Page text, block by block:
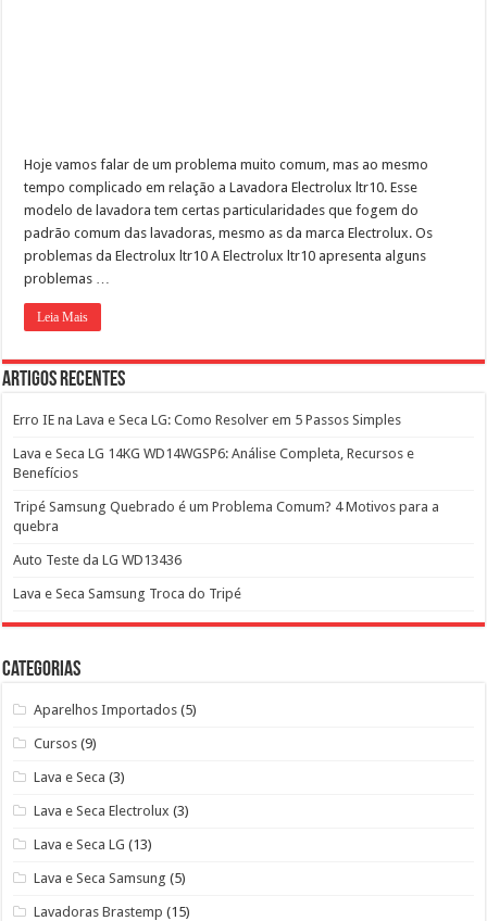
Hoje vamos falar de um problema muito comum, mas ao mesmo
tempo complicado em relação a Lavadora Electrolux ltr10. Esse
modelo de lavadora tem certas particularidades que fogem do
padrão comum das lavadoras, mesmo as da marca Electrolux. Os
problemas da Electrolux ltr10 A Electrolux ltr10 apresenta alguns
problemas …
Leia Mais
Artigos Recentes
Erro IE na Lava e Seca LG: Como Resolver em 5 Passos Simples
Lava e Seca LG 14KG WD14WGSP6: Análise Completa, Recursos e
Benefícios
Tripé Samsung Quebrado é um Problema Comum? 4 Motivos para a
quebra
Auto Teste da LG WD13436
Lava e Seca Samsung Troca do Tripé
Categorias
Aparelhos Importados (5)
Cursos (9)
Lava e Seca (3)
Lava e Seca Electrolux (3)
Lava e Seca LG (13)
Lava e Seca Samsung (5)
Lavadoras Brastemp (15)